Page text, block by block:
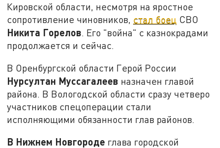
Кировской области, несмотря на яростное
сопротивление чиновников, стал боец СВО
Никита Горелов. Его "война" с казнокрадами
продолжается и сейчас.
В Оренбургской области Герой России
Нурсултан Муссагалеев назначен главой
района. В Вологодской области сразу четверо
участников спецоперации стали
исполняющими обязанности глав районов.
В Нижнем Новгороде глава городской